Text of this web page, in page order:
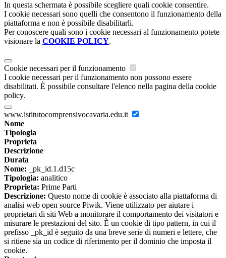
In questa schermata è possibile scegliere quali cookie consentire.
I cookie necessari sono quelli che consentono il funzionamento della
piattaforma e non è possibile disabilitarli.
Per conoscere quali sono i cookie necessari al funzionamento potete
visionare la COOKIE POLICY.
Cookie necessari per il funzionamento
I cookie necessari per il funzionamento non possono essere
disabilitati. È possibile consultare l'elenco nella pagina della cookie
policy.
www.istitutocomprensivocavaria.edu.it
Nome
Tipologia
Proprieta
Descrizione
Durata
Nome: _pk_id.1.d15c
Tipologia: analitico
Proprieta: Prime Parti
Descrizione: Questo nome di cookie è associato alla piattaforma di
analisi web open source Piwik. Viene utilizzato per aiutare i
proprietari di siti Web a monitorare il comportamento dei visitatori e
misurare le prestazioni del sito. È un cookie di tipo pattern, in cui il
prefisso _pk_id è seguito da una breve serie di numeri e lettere, che
si ritiene sia un codice di riferimento per il dominio che imposta il
cookie.